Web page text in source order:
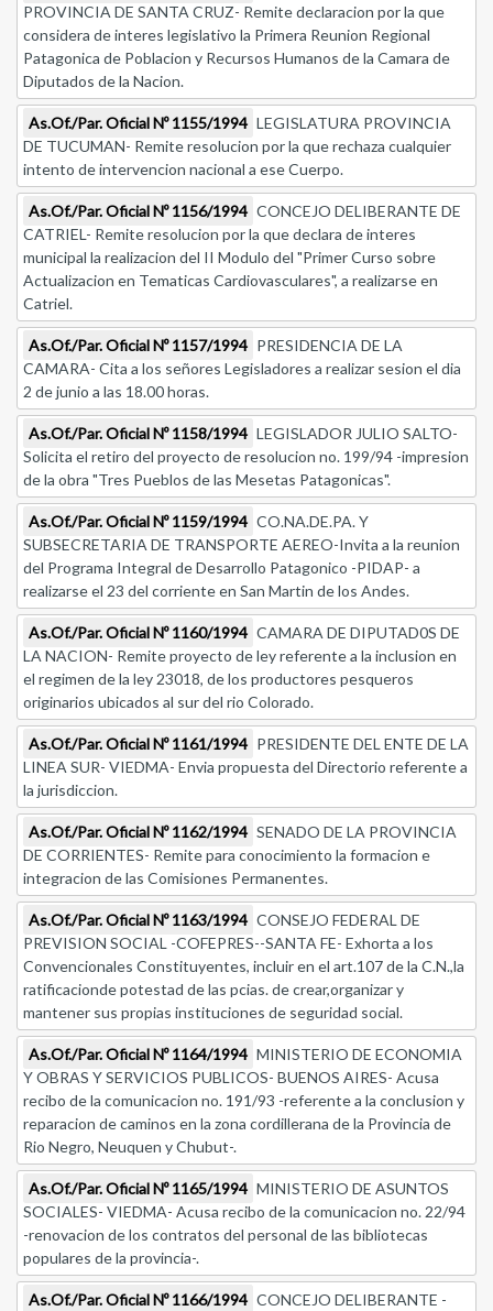
PROVINCIA DE SANTA CRUZ- Remite declaracion por la que
considera de interes legislativo la Primera Reunion Regional
Patagonica de Poblacion y Recursos Humanos de la Camara de
Diputados de la Nacion.
As.Of./Par. Oficial Nº 1155/1994 LEGISLATURA PROVINCIA
DE TUCUMAN- Remite resolucion por la que rechaza cualquier
intento de intervencion nacional a ese Cuerpo.
As.Of./Par. Oficial Nº 1156/1994 CONCEJO DELIBERANTE DE
CATRIEL- Remite resolucion por la que declara de interes
municipal la realizacion del II Modulo del "Primer Curso sobre
Actualizacion en Tematicas Cardiovasculares", a realizarse en
Catriel.
As.Of./Par. Oficial Nº 1157/1994 PRESIDENCIA DE LA
CAMARA- Cita a los señores Legisladores a realizar sesion el dia
2 de junio a las 18.00 horas.
As.Of./Par. Oficial Nº 1158/1994 LEGISLADOR JULIO SALTO-
Solicita el retiro del proyecto de resolucion no. 199/94 -impresion
de la obra "Tres Pueblos de las Mesetas Patagonicas".
As.Of./Par. Oficial Nº 1159/1994 CO.NA.DE.PA. Y
SUBSECRETARIA DE TRANSPORTE AEREO-Invita a la reunion
del Programa Integral de Desarrollo Patagonico -PIDAP- a
realizarse el 23 del corriente en San Martin de los Andes.
As.Of./Par. Oficial Nº 1160/1994 CAMARA DE DIPUTAD0S DE
LA NACION- Remite proyecto de ley referente a la inclusion en
el regimen de la ley 23018, de los productores pesqueros
originarios ubicados al sur del rio Colorado.
As.Of./Par. Oficial Nº 1161/1994 PRESIDENTE DEL ENTE DE LA
LINEA SUR- VIEDMA- Envia propuesta del Directorio referente a
la jurisdiccion.
As.Of./Par. Oficial Nº 1162/1994 SENADO DE LA PROVINCIA
DE CORRIENTES- Remite para conocimiento la formacion e
integracion de las Comisiones Permanentes.
As.Of./Par. Oficial Nº 1163/1994 CONSEJO FEDERAL DE
PREVISION SOCIAL -COFEPRES--SANTA FE- Exhorta a los
Convencionales Constituyentes, incluir en el art.107 de la C.N.,la
ratificacionde potestad de las pcias. de crear,organizar y
mantener sus propias instituciones de seguridad social.
As.Of./Par. Oficial Nº 1164/1994 MINISTERIO DE ECONOMIA
Y OBRAS Y SERVICIOS PUBLICOS- BUENOS AIRES- Acusa
recibo de la comunicacion no. 191/93 -referente a la conclusion y
reparacion de caminos en la zona cordillerana de la Provincia de
Rio Negro, Neuquen y Chubut-.
As.Of./Par. Oficial Nº 1165/1994 MINISTERIO DE ASUNTOS
SOCIALES- VIEDMA- Acusa recibo de la comunicacion no. 22/94
-renovacion de los contratos del personal de las bibliotecas
populares de la provincia-.
As.Of./Par. Oficial Nº 1166/1994 CONCEJO DELIBERANTE -